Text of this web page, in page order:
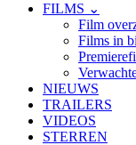
FILMS ⌄
Film
Films in
NIEUWS
TRAILERS
VIDEOS
STERREN